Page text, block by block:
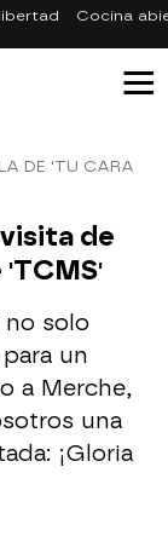
Cocina
DE 'TU CARA
de
'TCMS'
no solo
un
a Merche,
una
¡Gloria